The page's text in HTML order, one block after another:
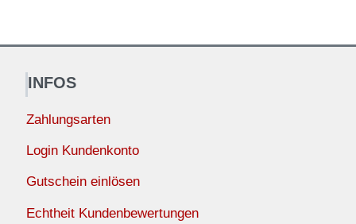
INFOS
Zahlungsarten
Login Kundenkonto
Gutschein einlösen
Echtheit Kundenbewertungen